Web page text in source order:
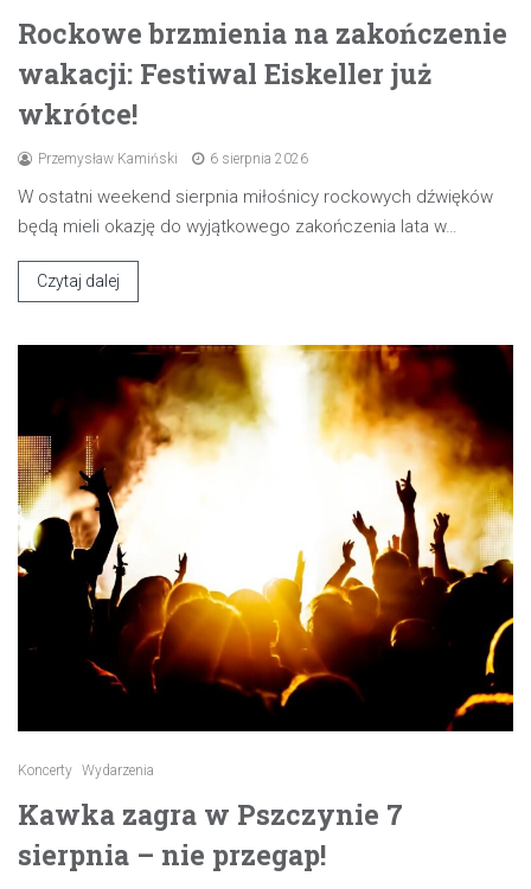
Rockowe brzmienia na zakończenie
wakacji: Festiwal Eiskeller już
wkrótce!
Przemysław Kamiński 6 sierpnia 2026
W ostatni weekend sierpnia miłośnicy rockowych dźwięków
będą mieli okazję do wyjątkowego zakończenia lata w…
Czytaj dalej
Koncerty Wydarzenia
Kawka zagra w Pszczynie 7
sierpnia – nie przegap!